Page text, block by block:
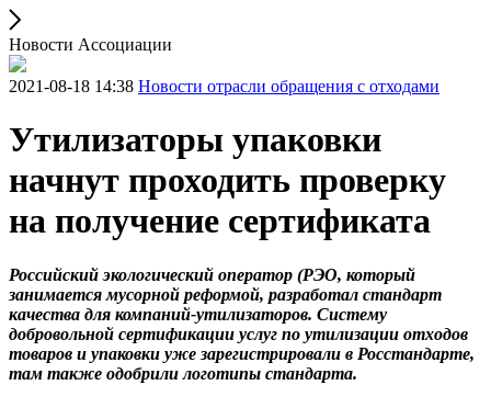
Новости Ассоциации
2021-08-18 14:38 Новости отрасли обращения с отходами
Утилизаторы упаковки
начнут проходить проверку
на получение сертификата
Российский экологический оператор (РЭО, который
занимается мусорной реформой, разработал стандарт
качества для компаний-утилизаторов. Систему
добровольной сертификации услуг по утилизации отходов
товаров и упаковки уже зарегистрировали в Росстандарте,
там также одобрили логотипы стандарта.